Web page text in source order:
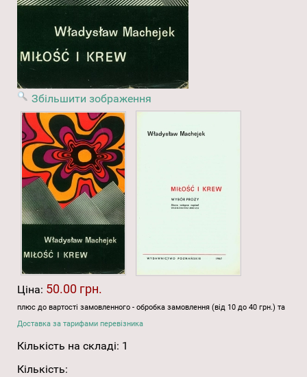
Збільшити зображення
Ціна: 50.00 грн.
плюс до вартості замовленного - обробка замовлення (від 10 до 40 грн.) та
Доставка за тарифами перевізника
Кількість на складі: 1
Кількість: